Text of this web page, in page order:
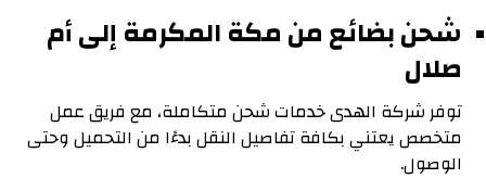
شحن بضائع من مكة المكرمة إلى أم
صلال
توفر شركة الهدى خدمات شحن متكاملة، مع فريق عمل
متخصص يعتني بكافة تفاصيل النقل بدءًا من التحميل وحتى
الوصول.